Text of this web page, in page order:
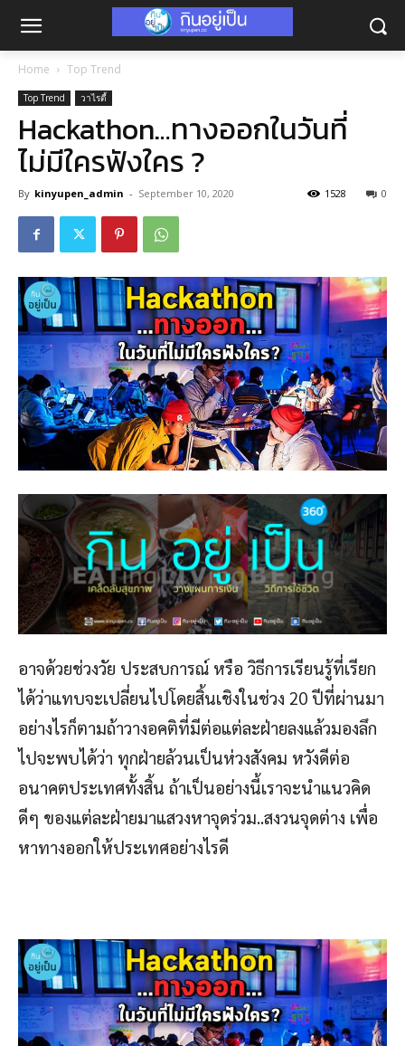
Home Top Trend
Top Trend วาไรตี้
Hackathon…ทางออกในวันที่
ไม่มีใครฟังใคร ?
By kinyupen_admin - September 10, 2020 0
1528
อาจด้วยช่วงวัย ประสบการณ์ หรือ วิธีการเรียนรู้ที่เรียก
ได้ว่าแทบจะเปลี่ยนไปโดยสิ้นเชิงในช่วง 20 ปีที่ผ่านมา
อย่างไรก็ตามถ้าวางอคติที่มีต่อแต่ละฝ่ายลงแล้วมองลึก
ไปจะพบได้ว่า ทุกฝ่ายล้วนเป็นห่วงสังคม หวังดีต่อ
อนาคตประเทศทั้งสิ้น ถ้าเป็นอย่างนี้เราจะนำแนวคิด
ดีๆ ของแต่ละฝ่ายมาแสวงหาจุดร่วม..สงวนจุดต่าง เพื่อ
หาทางออกให้ประเทศอย่างไรดี